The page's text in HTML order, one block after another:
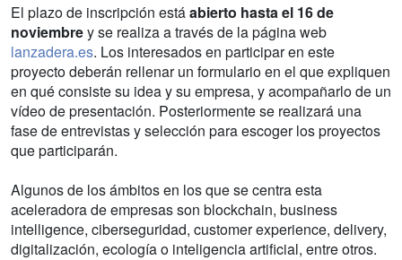
El plazo de inscripción estáabierto hasta el 16 de
noviembrey se realiza a través de la página web
lanzadera.es. Los interesados en participar en este
proyecto deberán rellenar un formulario en el que expliquen
en qué consiste su idea y su empresa, y acompañarlo de un
vídeo de presentación. Posteriormente se realizará una
fase de entrevistas y selección para escoger los proyectos
que participarán.
Algunos de los ámbitos en los que se centra esta
aceleradora de empresas son blockchain, business
intelligence, ciberseguridad, customer experience, delivery,
digitalización, ecología o inteligencia artificial, entre otros.